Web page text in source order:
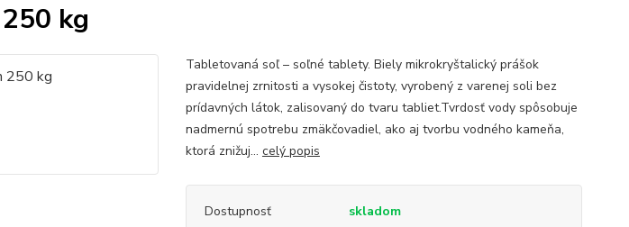
kg
Tabletovaná soľ – soľné tablety. Biely mikrokryštalický prášok
pravidelnej zrnitosti a vysokej čistoty, vyrobený z varenej soli bez
prídavných látok, zalisovaný do tvaru tabliet.Tvrdosť vody spôsobuje
nadmernú spotrebu zmäkčovadiel, ako aj tvorbu vodného kameňa,
ktorá znižuj... celý popis
Dostupnosť
skladom